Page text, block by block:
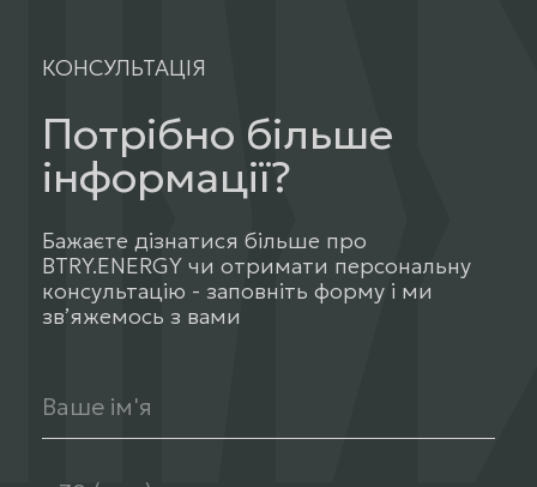
КОНСУЛЬТАЦІЯ
Потрібно більше
інформації?
Бажаєте дізнатися більше про
BTRY.ENERGY чи отримати персональну
консультацію - заповніть форму і ми
звʼяжемось з вами